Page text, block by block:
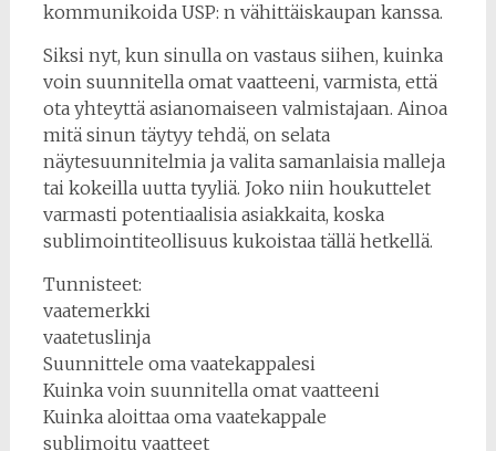
kommunikoida USP: n vähittäiskaupan kanssa.
Siksi nyt, kun sinulla on vastaus siihen, kuinka
voin suunnitella omat vaatteeni, varmista, että
ota yhteyttä asianomaiseen valmistajaan. Ainoa
mitä sinun täytyy tehdä, on selata
näytesuunnitelmia ja valita samanlaisia ​​malleja
tai kokeilla uutta tyyliä. Joko niin houkuttelet
varmasti potentiaalisia asiakkaita, koska
sublimointiteollisuus kukoistaa tällä hetkellä.
Tunnisteet:
vaatemerkki
vaatetuslinja
Suunnittele oma vaatekappalesi
Kuinka voin suunnitella omat vaatteeni
Kuinka aloittaa oma vaatekappale
sublimoitu vaatteet